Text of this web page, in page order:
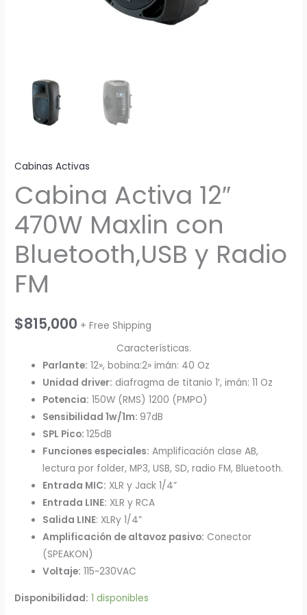
Cabinas Activas
Cabina Activa 12″
470W Maxlin con
Bluetooth,USB y Radio
FM
$815,000 + Free Shipping
Características.
Parlante: 12», bobina:2» imán: 40 Oz
Unidad driver: diafragma de titanio 1′, imán: 11 Oz
Potencia: 150W (RMS) 1200 (PMPO)
Sensibilidad 1w/1m: 97dB
SPL Pico:125dB
Funciones especiales: Amplificación clase AB,
lectura por folder, MP3, USB, SD, radio FM, Bluetooth.
Entrada MIC: XLR y Jack 1/4”
Entrada LINE: XLR y RCA
Salida LINE: XLRy 1/4”
Amplificación de altavoz pasivo: Conector
(SPEAKON)
Voltaje: 115~230VAC
Disponibilidad: 1 disponibles